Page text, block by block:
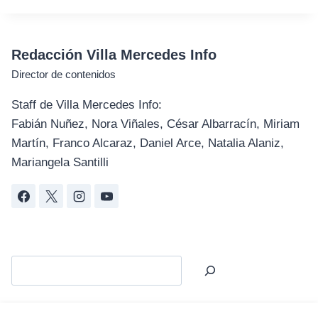
Redacción Villa Mercedes Info
Director de contenidos
Staff de Villa Mercedes Info:
Fabián Nuñez, Nora Viñales, César Albarracín, Miriam
Martín, Franco Alcaraz, Daniel Arce, Natalia Alaniz,
Mariangela Santilli